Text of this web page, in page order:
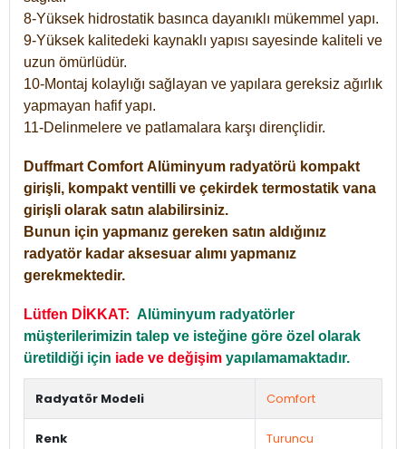
8-Yüksek hidrostatik basınca dayanıklı mükemmel yapı.
9-Yüksek kalitedeki kaynaklı yapısı sayesinde kaliteli ve
uzun ömürlüdür.
10-Montaj kolaylığı sağlayan ve yapılara gereksiz ağırlık
yapmayan hafif yapı.
11-Delinmelere ve patlamalara karşı dirençlidir.
Duffmart Comfort Alüminyum radyatörü kompakt
girişli, kompakt ventilli ve çekirdek termostatik vana
girişli olarak satın alabilirsiniz.
Bunun için yapmanız gereken satın aldığınız
radyatör kadar aksesuar alımı yapmanız
gerekmektedir.
Lütfen DİKKAT: Alüminyum radyatörler
müşterilerimizin talep ve isteğine göre özel olarak
üretildiği için iade ve değişim yapılamamaktadır.
Radyatör Modeli Comfort
Renk Turuncu